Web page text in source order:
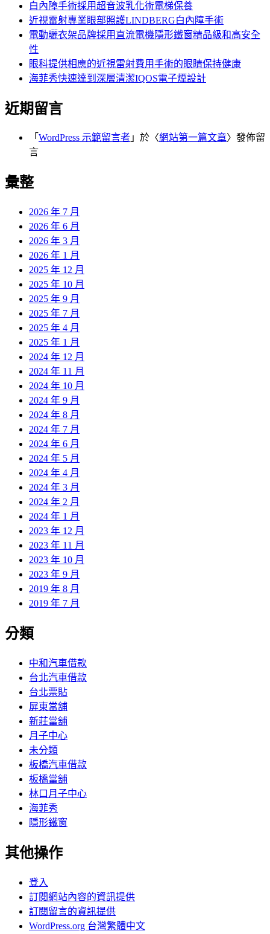
白內障手術採用超音波乳化術電梯保養
近視雷射專業眼部照護LINDBERG白內障手術
電動曬衣架品牌採用直流電機隱形鐵窗精品級和高安全
性
眼科提供相應的近視雷射費用手術的眼睛保持健康
海菲秀快速達到深層清潔IQOS電子煙設計
近期留言
「 WordPress 示範留言者 」於〈網站第一篇文章〉發佈留
言
彙整
2026 年 7 月
2026 年 6 月
2026 年 3 月
2026 年 1 月
2025 年 12 月
2025 年 10 月
2025 年 9 月
2025 年 7 月
2025 年 4 月
2025 年 1 月
2024 年 12 月
2024 年 11 月
2024 年 10 月
2024 年 9 月
2024 年 8 月
2024 年 7 月
2024 年 6 月
2024 年 5 月
2024 年 4 月
2024 年 3 月
2024 年 2 月
2024 年 1 月
2023 年 12 月
2023 年 11 月
2023 年 10 月
2023 年 9 月
2019 年 8 月
2019 年 7 月
分類
中和汽車借款
台北汽車借款
台北票貼
屏東當舖
新莊當舖
月子中心
未分類
板橋汽車借款
板橋當舖
林口月子中心
海菲秀
隱形鐵窗
其他操作
登入
訂閱網站內容的資訊提供
訂閱留言的資訊提供
WordPress.org 台灣繁體中文